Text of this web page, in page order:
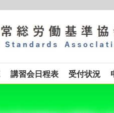
講習会日程表 受付状況